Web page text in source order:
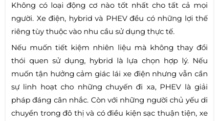
Không có loại động cơ nào tốt nhất cho tất cả mọi
người. Xe điện, hybrid và PHEV đều có những lợi thế
riêng tùy thuộc vào nhu cầu sử dụng thực tế.
Nếu muốn tiết kiệm nhiên liệu mà không thay đổi
thói quen sử dụng, hybrid là lựa chọn hợp lý. Nếu
muốn tận hưởng cảm giác lái xe điện nhưng vẫn cần
sự linh hoạt cho những chuyến đi xa, PHEV là giải
pháp đáng cân nhắc. Còn với những người chủ yếu di
chuyển trong đô thị và có điều kiện sạc thuận tiện, xe